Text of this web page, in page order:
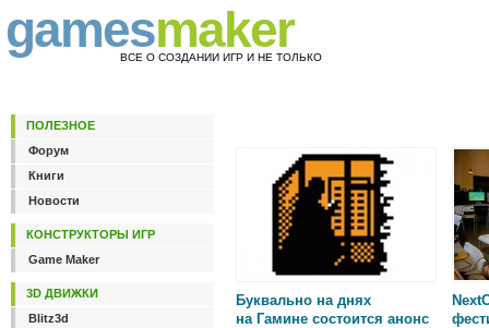
gamesmaker
ВСЕ О СОЗДАНИИ ИГР И НЕ ТОЛЬКО
Буквально на днях
на Гамине состоится анонс
ПОЛЕЗНОЕ
Форум
Книги
Новости
КОНСТРУКТОРЫ ИГР
Game Maker
3D ДВИЖКИ
Blitz3d